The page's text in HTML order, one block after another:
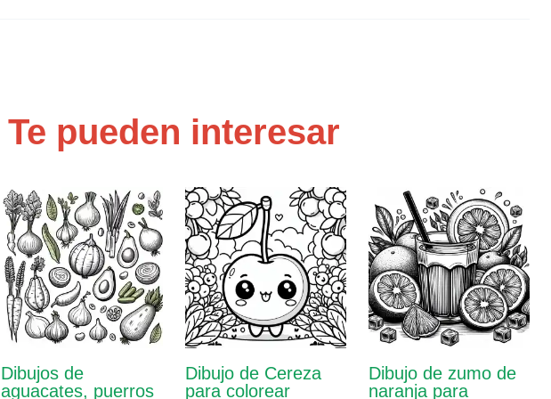
Te pueden interesar
Dibujos de
aguacates, puerros
Dibujo de Cereza
para colorear
Dibujo de zumo de
naranja para